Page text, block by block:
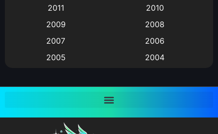
Big tits (นมใหญ่)
Bitch (ผู้หญิงร่าน)
Bondage (ทาส)(1)
2011
2010
2009
2008
2007
2006
2005
2004
1997